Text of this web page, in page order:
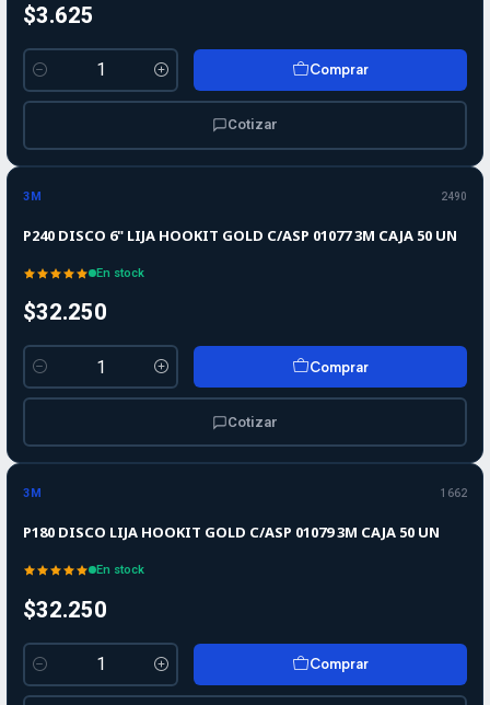
$3.625
Cantidad
Comprar
Cotizar
3M 2490
P240 DISCO 6" LIJA HOOKIT GOLD C/ASP 01077 3M CAJA 50 UN
En stock
$32.250
Cantidad
Comprar
Cotizar
3M 1662
P180 DISCO LIJA HOOKIT GOLD C/ASP 01079 3M CAJA 50 UN
En stock
$32.250
Cantidad
Comprar